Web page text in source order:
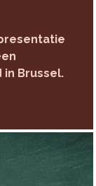
Brussel.